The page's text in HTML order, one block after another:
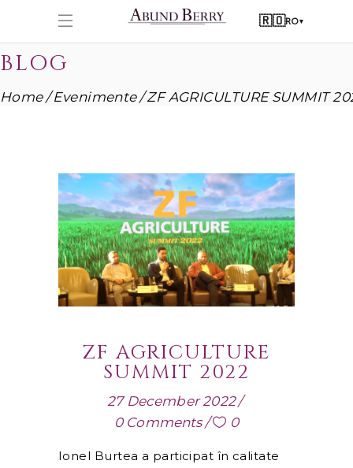
🇷🇴RO▾
BLOG
Home Evenimente ZF AGRICULTURE SUMMIT
ZF AGRICULTURE
SUMMIT 2022
27 December 2022
0 Comments
0
Ionel Burtea a participat în calitate